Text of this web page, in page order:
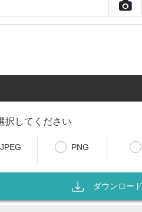
択してください
JPEG PNG
ダウンロード